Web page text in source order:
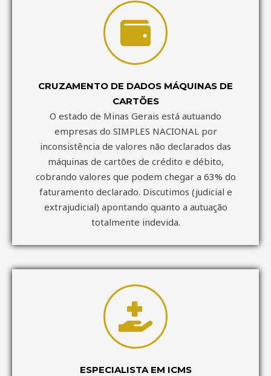
CRUZAMENTO DE DADOS MÁQUINAS DE
CARTÕES
O estado de Minas Gerais está autuando
empresas do SIMPLES NACIONAL por
inconsistência de valores não declarados das
máquinas de cartões de crédito e débito,
cobrando valores que podem chegar a 63% do
faturamento declarado. Discutimos (judicial e
extrajudicial) apontando quanto a autuação
totalmente indevida.
ESPECIALISTA EM ICMS